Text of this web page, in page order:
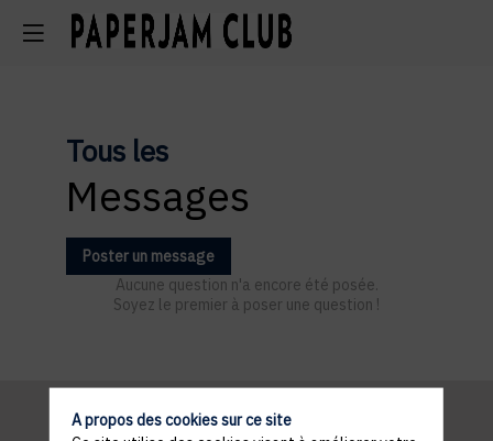
Tous les
Messages
Poster un message
Aucune question n'a encore été posée.
Soyez le premier à poser une question !
A propos des cookies sur ce site